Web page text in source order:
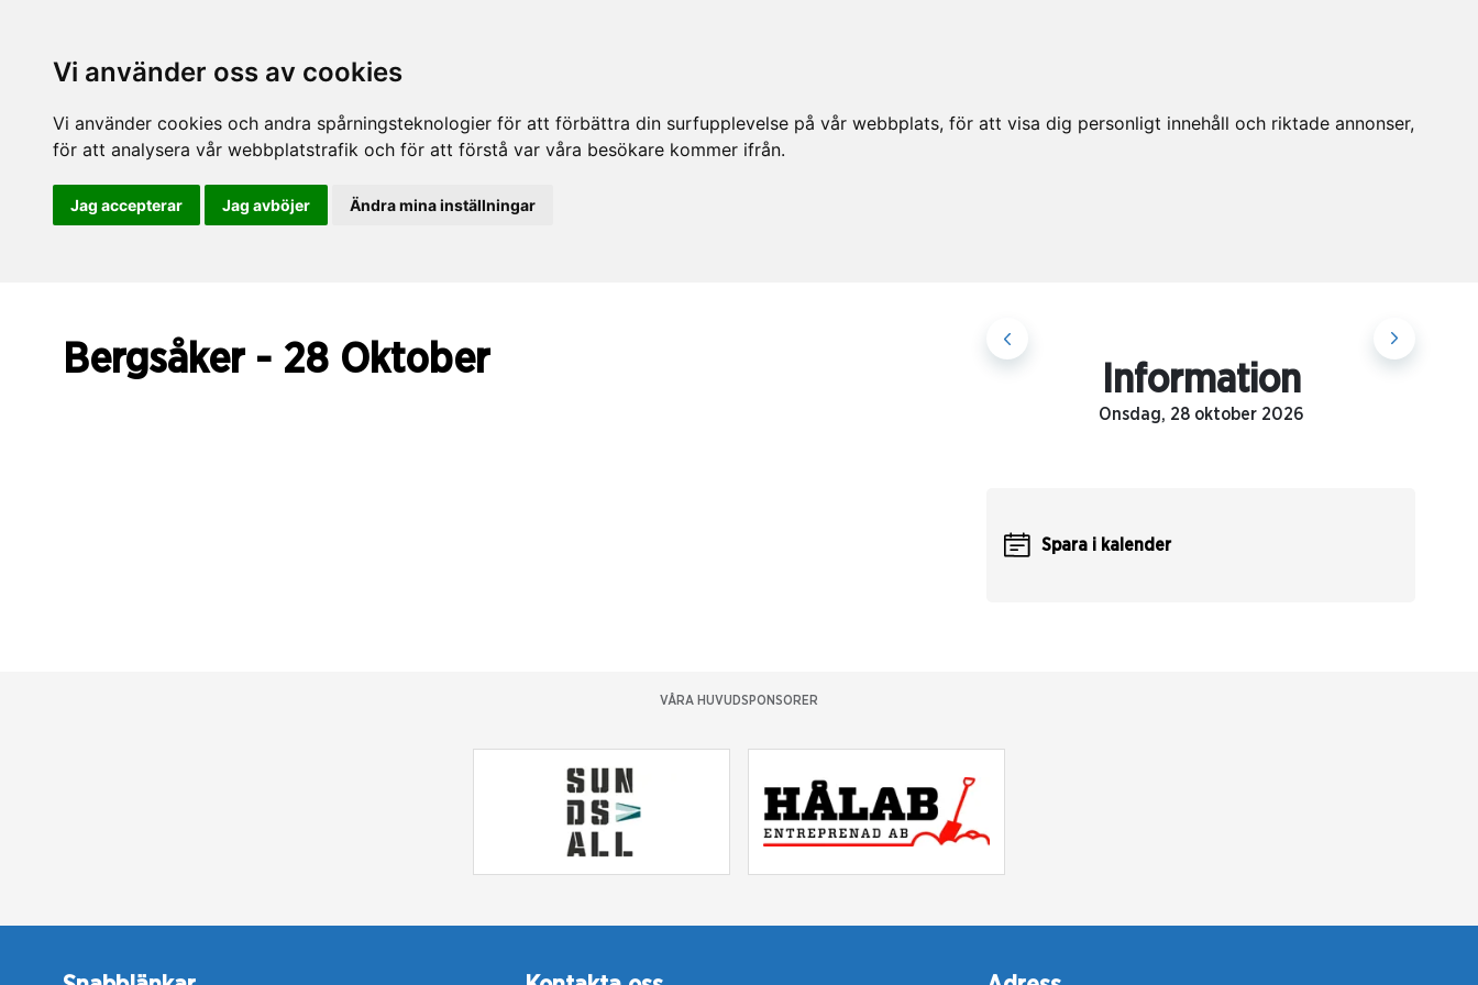
Vi använder oss av cookies
Vi använder cookies och andra spårningsteknologier för att förbättra din surfupplevelse på vår webbplats, för att visa dig personligt innehåll och riktade annonser,
för att analysera vår webbplatstrafik och för att förstå var våra besökare kommer ifrån.
Jag accepterar Jag avböjer Ändra mina inställningar
Bergsåker - 28 Oktober Information
Onsdag, 28 oktober 2026
Spara i kalender
VÅRA HUVUDSPONSORER